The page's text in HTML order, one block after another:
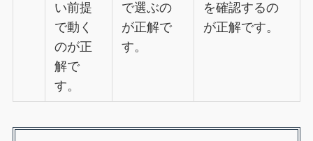
い前提
で動く
のが正
解で
す。
で選ぶの
が正解で
す。
を確認するの
が正解です。